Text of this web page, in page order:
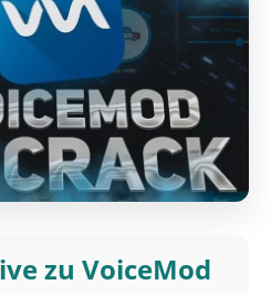
zu VoiceMod